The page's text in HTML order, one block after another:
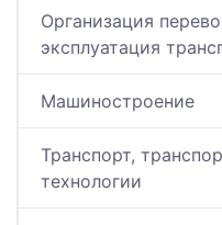
Организация
эксплуатация
Машиностроение
Транспорт,
технологии